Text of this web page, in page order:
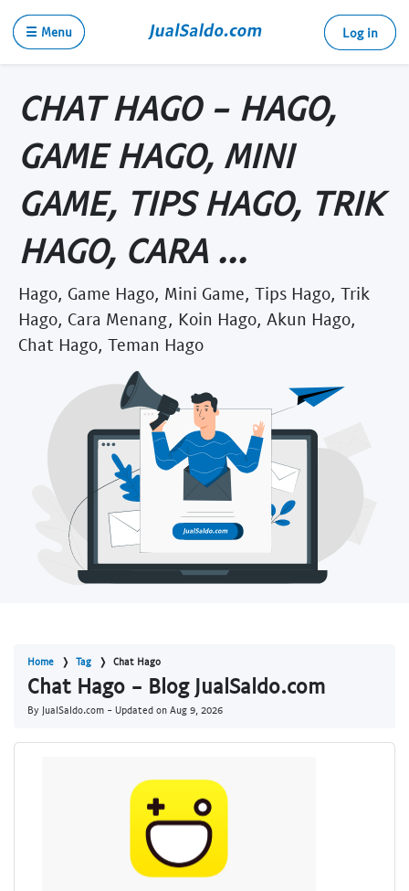
☰ Menu Log in
CHAT HAGO - HAGO,
GAME HAGO, MINI
GAME, TIPS HAGO, TRIK
HAGO, CARA ...
Hago, Game Hago, Mini Game, Tips Hago, Trik
Hago, Cara Menang, Koin Hago, Akun Hago,
Chat Hago, Teman Hago
Home Tag Chat Hago
Chat Hago - Blog JualSaldo.com
By JualSaldo.com - Updated on Aug 9, 2026